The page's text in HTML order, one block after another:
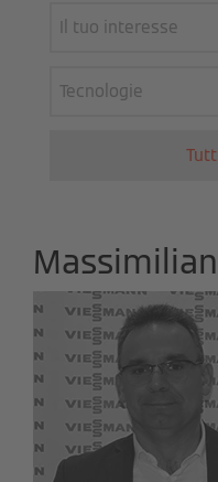
Il tuo interesse
Tecnologie